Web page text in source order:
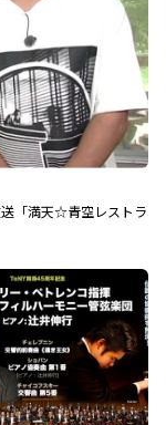
送「満天☆青空レストラ